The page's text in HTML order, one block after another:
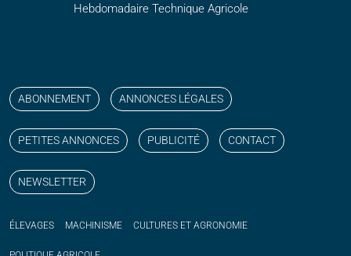
Hebdomadaire Technique Agricole
ABONNEMENT ANNONCES LÉGALES
PETITES ANNONCES PUBLICITÉ CONTACT
NEWSLETTER
ÉLEVAGES MACHINISME CULTURES ET AGRONOMIE